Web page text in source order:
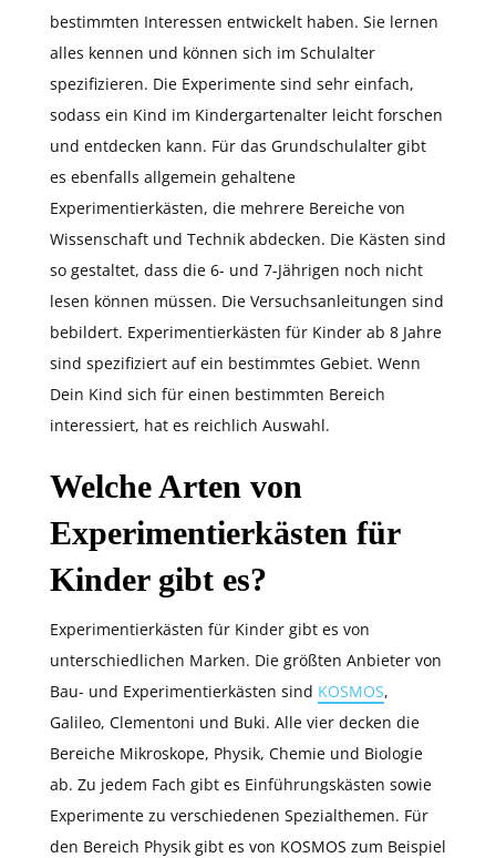
bestimmten Interessen entwickelt haben. Sie lernen
alles kennen und können sich im Schulalter
spezifizieren. Die Experimente sind sehr einfach,
sodass ein Kind im Kindergartenalter leicht forschen
und entdecken kann. Für das Grundschulalter gibt
es ebenfalls allgemein gehaltene
Experimentierkästen, die mehrere Bereiche von
Wissenschaft und Technik abdecken. Die Kästen sind
so gestaltet, dass die 6- und 7-Jährigen noch nicht
lesen können müssen. Die Versuchsanleitungen sind
bebildert. Experimentierkästen für Kinder ab 8 Jahre
sind spezifiziert auf ein bestimmtes Gebiet. Wenn
Dein Kind sich für einen bestimmten Bereich
interessiert, hat es reichlich Auswahl.
Welche Arten von
Experimentierkästen für
Kinder gibt es?
Experimentierkästen für Kinder gibt es von
unterschiedlichen Marken. Die größten Anbieter von
Bau- und Experimentierkästen sind KOSMOS,
Galileo, Clementoni und Buki. Alle vier decken die
Bereiche Mikroskope, Physik, Chemie und Biologie
ab. Zu jedem Fach gibt es Einführungskästen sowie
Experimente zu verschiedenen Spezialthemen. Für
den Bereich Physik gibt es von KOSMOS zum Beispiel